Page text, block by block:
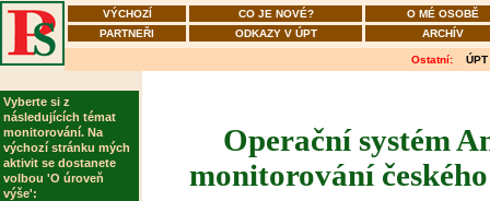
VÝCHOZÍ CO JE NOVÉ?
O MÉ OSOBĚ
PARTNEŘI
ODKAZY V ÚPT ARCHÍV
Ostatní: ÚPT
Vyberte si z
následujících témat
monitorování. Na
výchozí stránku mých
aktivit se dostanete
volbou 'O úroveň
výše':
Operační systém
monitorování